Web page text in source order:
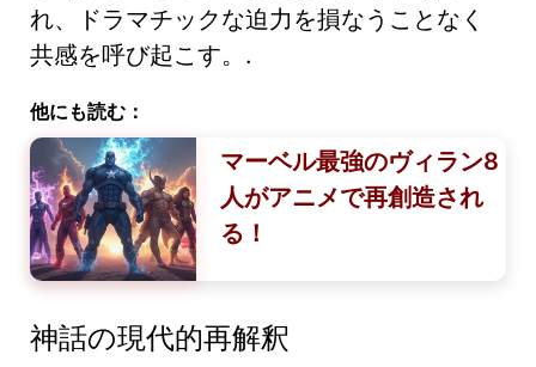
れ、ドラマチックな迫力を損なうことなく
共感を呼び起こす。.
他にも読む：
マーベル最強のヴィラン8
人がアニメで再創造され
る！
神話の現代的再解釈